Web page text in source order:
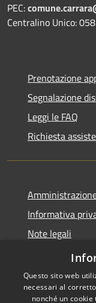
PEC:
Centralino Unico:
Prenotazione
Segnalazione
Leggi le FAQ
Richiesta
Informativa
Note legali
Dichiarazione
Questo sito web
necessari al
nonché un